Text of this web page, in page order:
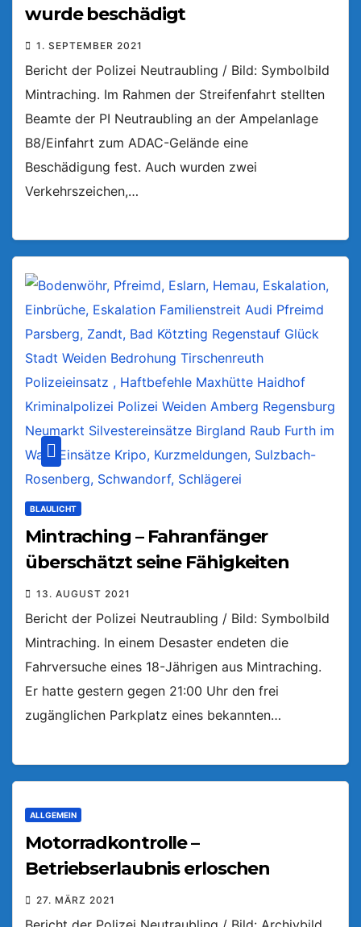
wurde beschädigt
1. SEPTEMBER 2021
Bericht der Polizei Neutraubling / Bild: Symbolbild
Mintraching. Im Rahmen der Streifenfahrt stellten
Beamte der PI Neutraubling an der Ampelanlage
B8/Einfahrt zum ADAC-Gelände eine
Beschädigung fest. Auch wurden zwei
Verkehrszeichen,…
BLAULICHT
Mintraching – Fahranfänger
überschätzt seine Fähigkeiten
13. AUGUST 2021
Bericht der Polizei Neutraubling / Bild: Symbolbild
Mintraching. In einem Desaster endeten die
Fahrversuche eines 18-Jährigen aus Mintraching.
Er hatte gestern gegen 21:00 Uhr den frei
zugänglichen Parkplatz eines bekannten…
ALLGEMEIN
Motorradkontrolle –
Betriebserlaubnis erloschen
27. MÄRZ 2021